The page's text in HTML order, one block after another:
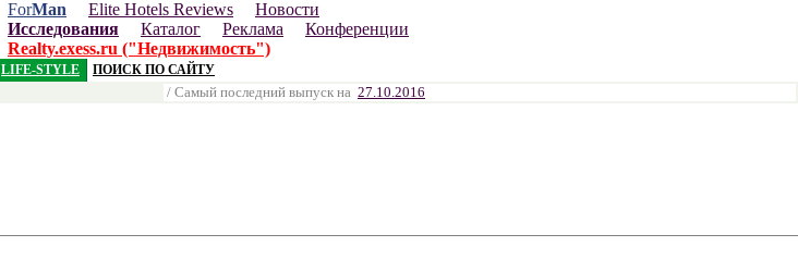
ForMan Elite Hotels Reviews
Новости
Исследования
Каталог Реклама
Конференции
Realty.exess.ru ("Недвижимость")
LIFE-STYLE ПОИСК ПО САЙТУ
/ Самый последний выпуск на 27.10.2016